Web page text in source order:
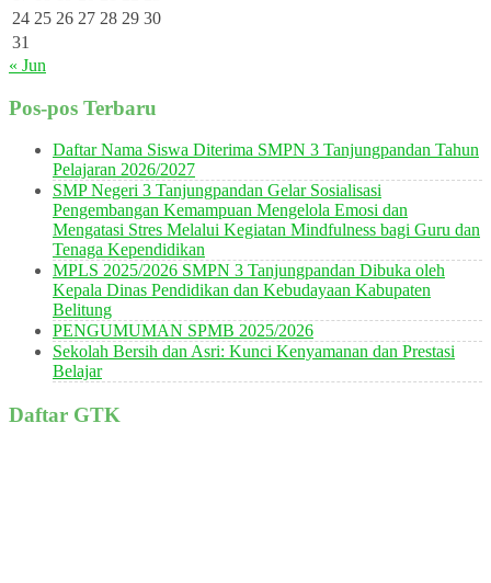
24 25 26 27 28 29 30
31
« Jun
Pos-pos Terbaru
Daftar Nama Siswa Diterima SMPN 3 Tanjungpandan Tahun
Pelajaran 2026/2027
SMP Negeri 3 Tanjungpandan Gelar Sosialisasi
Pengembangan Kemampuan Mengelola Emosi dan
Mengatasi Stres Melalui Kegiatan Mindfulness bagi Guru dan
Tenaga Kependidikan
MPLS 2025/2026 SMPN 3 Tanjungpandan Dibuka oleh
Kepala Dinas Pendidikan dan Kebudayaan Kabupaten
Belitung
PENGUMUMAN SPMB 2025/2026
Sekolah Bersih dan Asri: Kunci Kenyamanan dan Prestasi
Belajar
Daftar GTK